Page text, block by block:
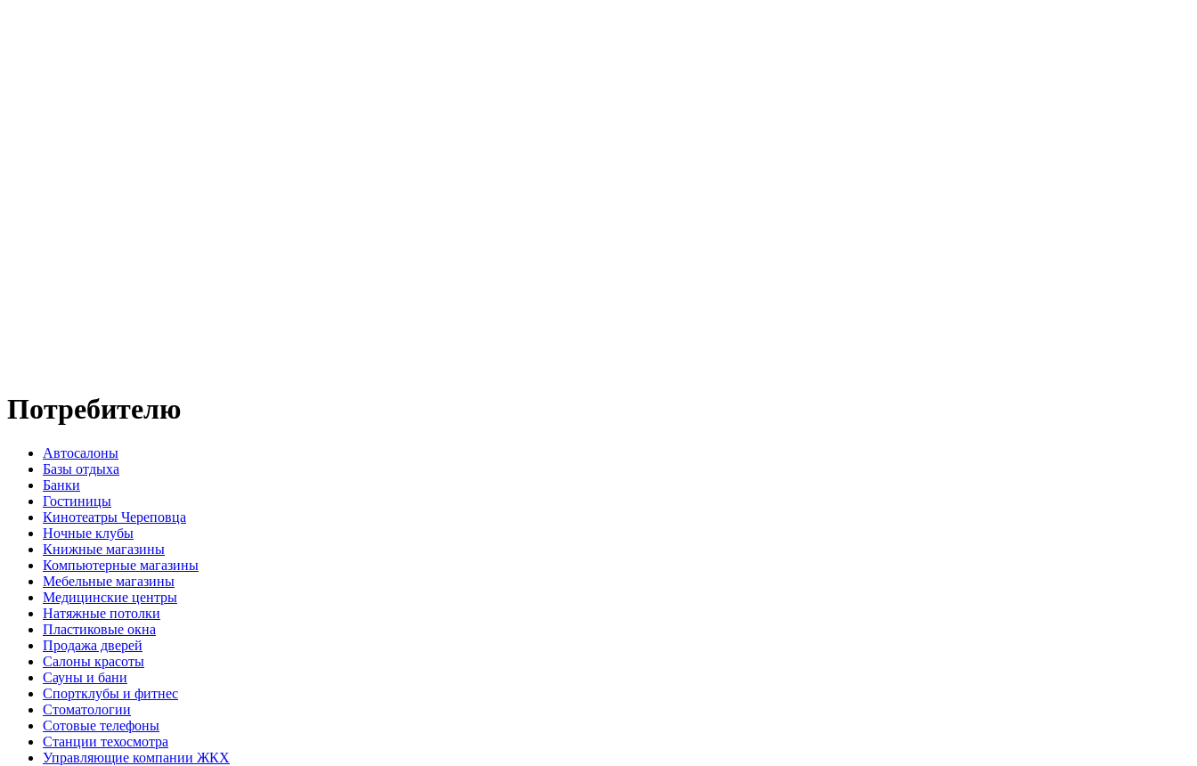
Потребителю
Автосалоны
Базы отдыха
Банки
Гостиницы
Кинотеатры Череповца
Ночные клубы
Книжные магазины
Компьютерные магазины
Мебельные магазины
Медицинские центры
Натяжные потолки
Пластиковые окна
Продажа дверей
Салоны красоты
Сауны и бани
Спортклубы и фитнес
Стоматологии
Сотовые телефоны
Станции техосмотра
Управляющие компании ЖКХ